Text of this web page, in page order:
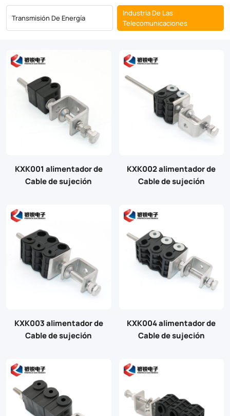
Transmisión De Energía
Industria De Las
Telecomunicaciones
KXK001 alimentador de
Cable de sujeción
KXK002 alimentador de
Cable de sujeción
KXK003 alimentador de
Cable de sujeción
KXK004 alimentador de
Cable de sujeción